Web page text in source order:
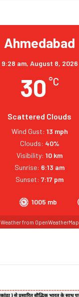
Ahmedabad
9:28 am, August 8, 2026
30 °C
Scattered Clouds
1005 mb
Wind Gust: 13 mph
Clouds: 40%
Visibility: 10 km
Sunrise: 6:13 am
Sunset: 7:17 pm
Weather from OpenWeatherMap